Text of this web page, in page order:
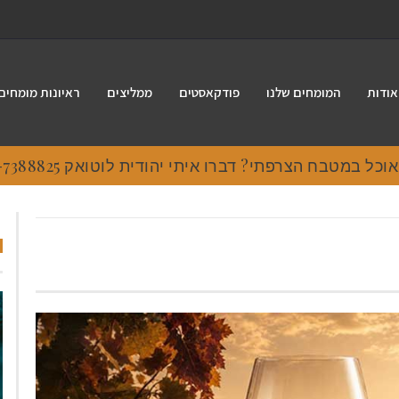
אודות המומחים שלנו פודקאסטים ממליצים ראיונות
במטבח הצרפתי? דברו איתי יהודית לוטואק 054-7388825.